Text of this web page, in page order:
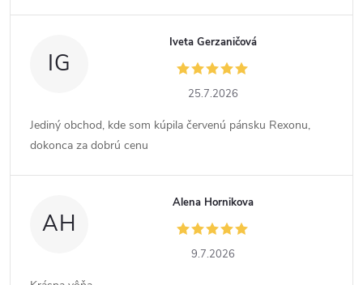
IG
Iveta Gerzaničová
25.7.2026
Jediný obchod, kde som kúpila červenú pánsku Rexonu,
dokonca za dobrú cenu
AH
Alena Hornikova
9.7.2026